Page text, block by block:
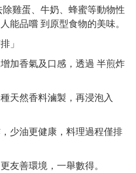
雞蛋、牛奶、蜂蜜等動物性
能品嚐 到原型食物的美味。
」
加香氣及口感，透過 半煎炸
天然香料滷製，再浸泡入
少油更健康，料理過程僅排
友善環境，一舉數得。